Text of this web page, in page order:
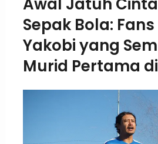
Sepak Bola:
Yakobi yang
Murid Pertama di